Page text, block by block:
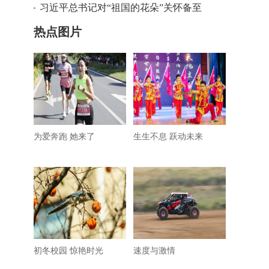
深情寄语少年儿童
习近平总书记对“祖国的花朵”关怀备至
热点图片
为爱奔跑 她来了 生生不息 跃动未来
初冬校园 惊艳时光 速度与激情